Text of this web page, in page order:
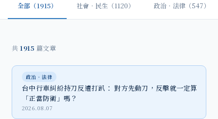
全部（1915） 社會‧民生（1120） 政治‧法律（547）
共 1915 篇文章
政治‧法律
台中行車糾紛持刀反遭打趴： 對方先動刀，反擊就一定算
「正當防衛」嗎？
2026.08.07